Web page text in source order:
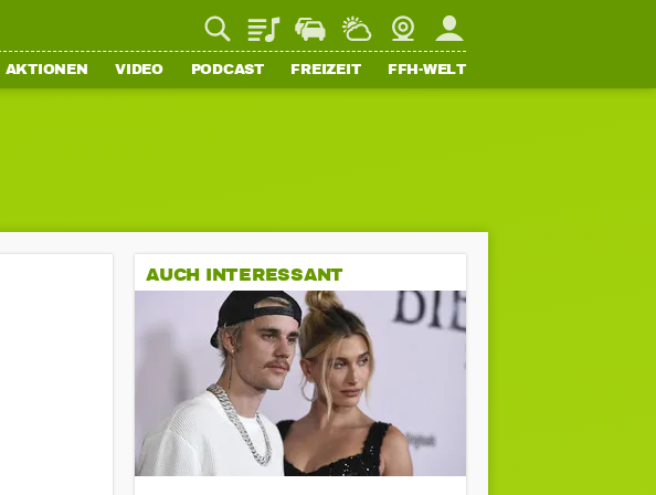
PlaylistStaupilotWetterWebcamMein FFH
AKTIONEN VIDEO PODCAST FREIZEIT FFH-WELT
AUCH INTERESSANT